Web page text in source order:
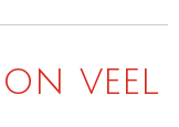
on veel